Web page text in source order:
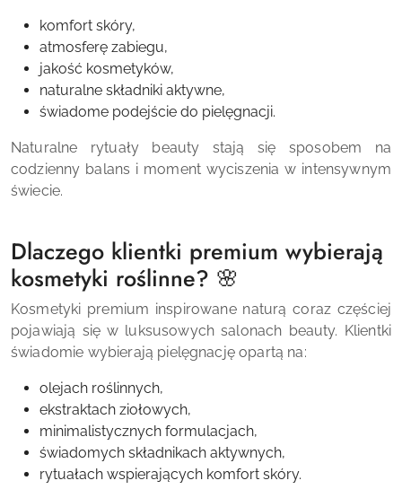
komfort skóry,
atmosferę zabiegu,
jakość kosmetyków,
naturalne składniki aktywne,
świadome podejście do pielęgnacji.
Naturalne rytuały beauty stają się sposobem na
codzienny balans i moment wyciszenia w intensywnym
świecie.
Dlaczego klientki premium wybierają
kosmetyki roślinne? 🌸
Kosmetyki premium inspirowane naturą coraz częściej
pojawiają się w luksusowych salonach beauty. Klientki
świadomie wybierają pielęgnację opartą na:
olejach roślinnych,
ekstraktach ziołowych,
minimalistycznych formulacjach,
świadomych składnikach aktywnych,
rytuałach wspierających komfort skóry.